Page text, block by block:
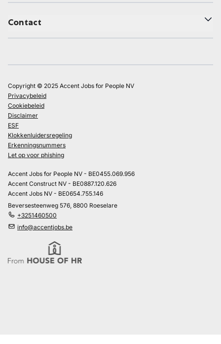
Contact
Copyright © 2025 Accent Jobs for People NV
Privacybeleid
Cookiebeleid
Disclaimer
ESF
Klokkenluidersregeling
Erkenningsnummers
Let op voor phishing
Accent Jobs for People NV - BE0455.069.956
Accent Construct NV - BE0887.120.626
Accent Jobs NV - BE0654.755.146
Beversesteenweg 576, 8800 Roeselare
+3251460500
info@accentjobs.be